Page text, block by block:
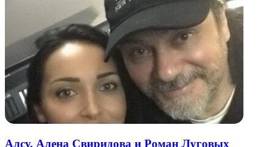
Алсу, Алена Свиридова и Роман Луговых